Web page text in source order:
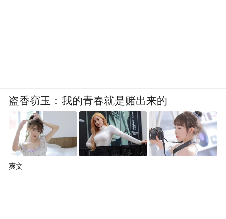
盗香窃玉：我的青春就是赌出来的
爽文